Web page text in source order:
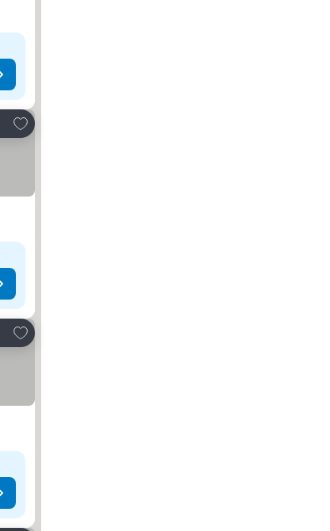
Dodati u favorite
Dodati u favorite